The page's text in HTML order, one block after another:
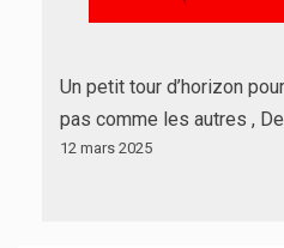
Un petit tour d’horizon
pas comme les autres ,
12 mars 2025